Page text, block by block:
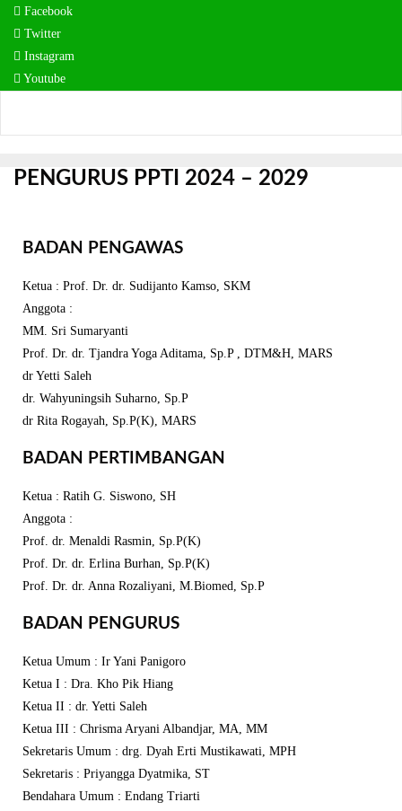
Facebook
Twitter
Instagram
Youtube
PENGURUS PPTI 2024 – 2029
BADAN PENGAWAS
Ketua : Prof. Dr. dr. Sudijanto Kamso, SKM
Anggota :
MM. Sri Sumaryanti
Prof. Dr. dr. Tjandra Yoga Aditama, Sp.P , DTM&H, MARS
dr Yetti Saleh
dr. Wahyuningsih Suharno, Sp.P
dr Rita Rogayah, Sp.P(K), MARS
BADAN PERTIMBANGAN
Ketua : Ratih G. Siswono, SH
Anggota :
Prof. dr. Menaldi Rasmin, Sp.P(K)
Prof. Dr. dr. Erlina Burhan, Sp.P(K)
Prof. Dr. dr. Anna Rozaliyani, M.Biomed, Sp.P
BADAN PENGURUS
Ketua Umum : Ir Yani Panigoro
Ketua I : Dra. Kho Pik Hiang
Ketua II : dr. Yetti Saleh
Ketua III : Chrisma Aryani Albandjar, MA, MM
Sekretaris Umum : drg. Dyah Erti Mustikawati, MPH
Sekretaris : Priyangga Dyatmika, ST
Bendahara Umum : Endang Triarti